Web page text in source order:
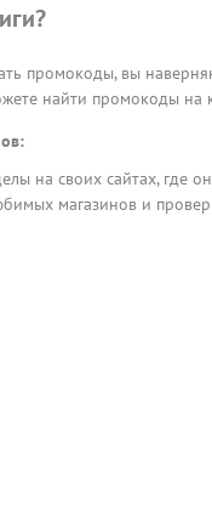
промокоды, вы
найти промокоды на
на своих сайтах, где
магазинов и